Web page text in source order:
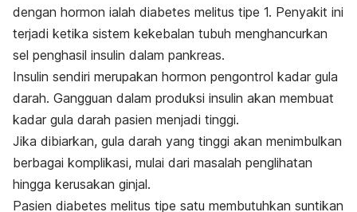
dengan hormon ialah diabetes melitus tipe 1. Penyakit ini
terjadi ketika sistem kekebalan tubuh menghancurkan
sel penghasil insulin dalam pankreas.
Insulin sendiri merupakan hormon pengontrol kadar gula
darah. Gangguan dalam produksi insulin akan membuat
kadar gula darah pasien menjadi tinggi.
Jika dibiarkan, gula darah yang tinggi akan menimbulkan
berbagai komplikasi, mulai dari masalah penglihatan
hingga kerusakan ginjal.
Pasien diabetes melitus tipe satu membutuhkan suntikan